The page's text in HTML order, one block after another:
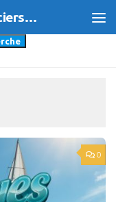
APAC Association des Plaisanciers d'Agde et du Cap
0